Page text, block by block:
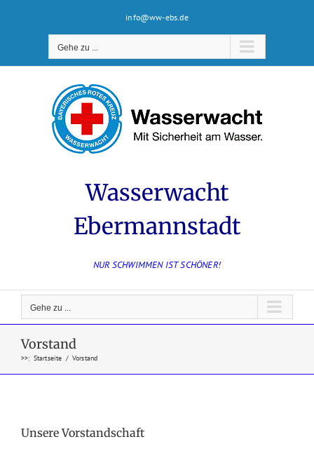
info@ww-ebs.de
Gehe zu ...
Wasserwacht
Ebermannstadt
NUR SCHWIMMEN IST SCHÖNER!
Gehe zu ...
Vorstand
>>: Startseite / Vorstand
Unsere Vorstandschaft